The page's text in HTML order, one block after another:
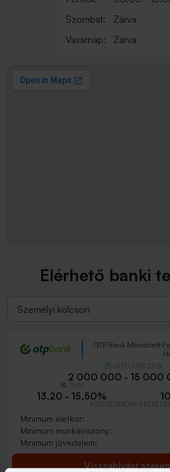
Szombat:
Zárva
Vasárnap:
Zárva
Elérhető banki
Személyi kölcsön
OTP Bank Minősített
2 000 000 - 15 000
13,20 - 15,50%
Minimum életkor:
Minimum munkaviszony:
Minimum jövedelem:
Visszahívást